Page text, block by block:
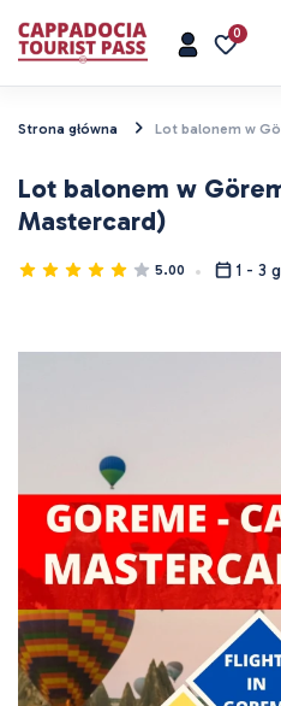
0
Strona główna Lot balonem w
Lot balonem w
Mastercard)
5.00 1 - 3